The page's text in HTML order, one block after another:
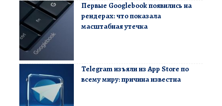
Первые Googlebook появились на
рендерах: что показала
масштабная утечка
Telegram изъяли из App Store по
всему миру: причина известна